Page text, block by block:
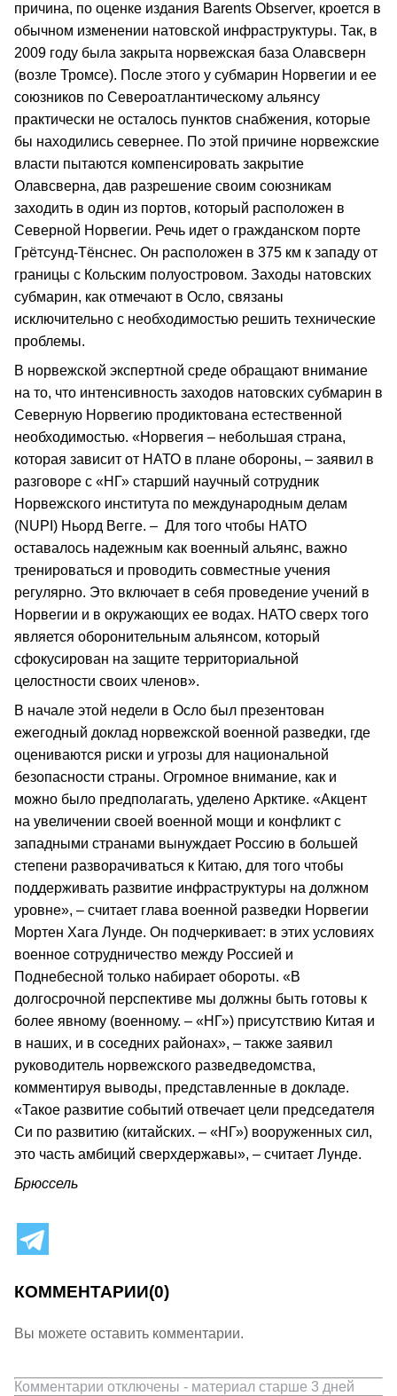
причина, по оценке издания Barents Observer, кроется в
обычном изменении натовской инфраструктуры. Так, в
2009 году была закрыта норвежская база Олавсверн
(возле Тромсе). После этого у субмарин Норвегии и ее
союзников по Североатлантическому альянсу
практически не осталось пунктов снабжения, которые
бы находились севернее. По этой причине норвежские
власти пытаются компенсировать закрытие
Олавсверна, дав разрешение своим союзникам
заходить в один из портов, который расположен в
Северной Норвегии. Речь идет о гражданском порте
Грётсунд-Тёнснес. Он расположен в 375 км к западу от
границы с Кольским полуостровом. Заходы натовских
субмарин, как отмечают в Осло, связаны
исключительно с необходимостью решить технические
проблемы.
В норвежской экспертной среде обращают внимание
на то, что интенсивность заходов натовских субмарин в
Северную Норвегию продиктована естественной
необходимостью. «Норвегия – небольшая страна,
которая зависит от НАТО в плане обороны, – заявил в
разговоре с «НГ» старший научный сотрудник
Норвежского института по международным делам
(NUPI) Ньорд Вегге. – Для того чтобы НАТО
оставалось надежным как военный альянс, важно
тренироваться и проводить совместные учения
регулярно. Это включает в себя проведение учений в
Норвегии и в окружающих ее водах. НАТО сверх того
является оборонительным альянсом, который
сфокусирован на защите территориальной
целостности своих членов».
В начале этой недели в Осло был презентован
ежегодный доклад норвежской военной разведки, где
оцениваются риски и угрозы для национальной
безопасности страны. Огромное внимание, как и
можно было предполагать, уделено Арктике. «Акцент
на увеличении своей военной мощи и конфликт с
западными странами вынуждает Россию в большей
степени разворачиваться к Китаю, для того чтобы
поддерживать развитие инфраструктуры на должном
уровне», – считает глава военной разведки Норвегии
Мортен Хага Лунде. Он подчеркивает: в этих условиях
военное сотрудничество между Россией и
Поднебесной только набирает обороты. «В
долгосрочной перспективе мы должны быть готовы к
более явному (военному. – «НГ») присутствию Китая и
в наших, и в соседних районах», – также заявил
руководитель норвежского разведведомства,
комментируя выводы, представленные в докладе.
«Такое развитие событий отвечает цели председателя
Си по развитию (китайских. – «НГ») вооруженных сил,
это часть амбиций сверхдержавы», – считает Лунде.
Брюссель
КОММЕНТАРИИ(0)
Вы можете оставить комментарии.
Комментарии отключены - материал старше 3 дней